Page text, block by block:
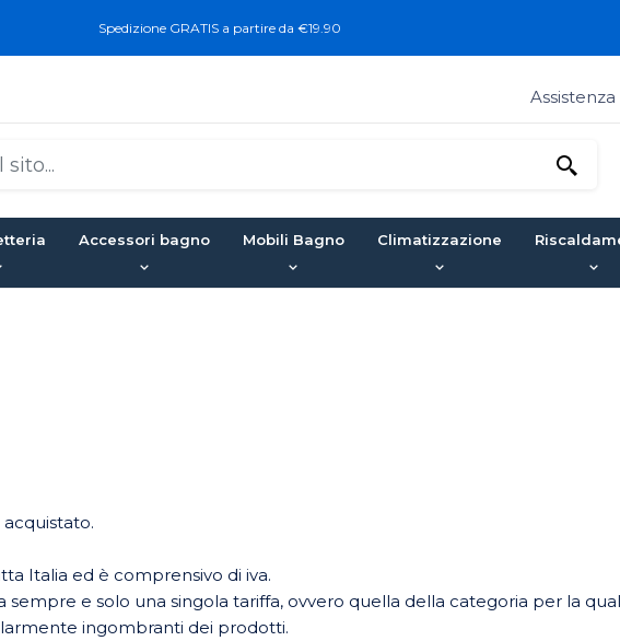
Spedizione GRATIS a partire da €19.90
Accessori bagno Mobili Bagno Climatizzazione
Italia ed è comprensivo di iva.
e solo una singola tariffa, ovvero quella della categoria per la
ingombranti dei prodotti.